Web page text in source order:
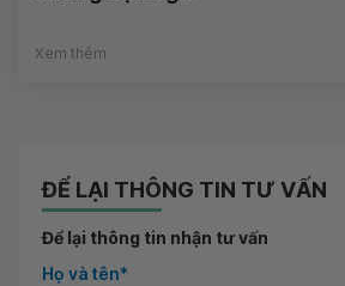
Xem thêm
ĐỂ LẠI THÔNG TIN TƯ VẤN
Để lại thông tin nhận tư vấn
Họ và tên*